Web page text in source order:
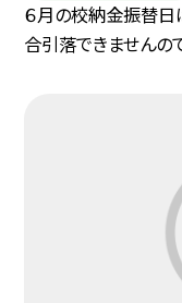
６月の校納金振替日
合引落できませんの